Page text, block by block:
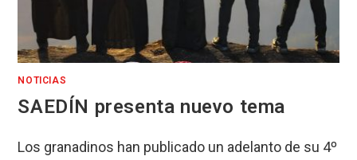
NOTICIAS
SAEDÍN presenta nuevo tema
Los granadinos han publicado un adelanto de su 4º